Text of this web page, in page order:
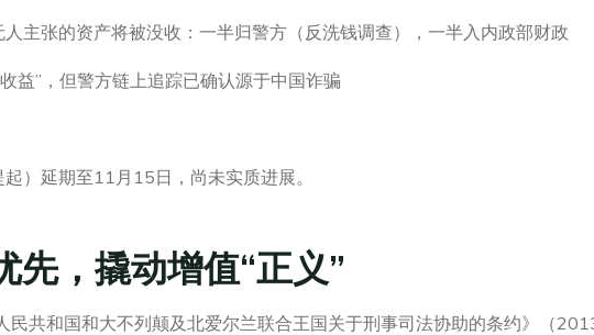
主张的资产将被没收：一半归警方（反洗钱调查），一半入内政部财政
”，但警方链上追踪已确认源于中国诈骗
）延期至11月15日，尚未实质进展。
先，撬动增值“正义”
共和国和大不列颠及北爱尔兰联合王国关于刑事司法协助的条约》（